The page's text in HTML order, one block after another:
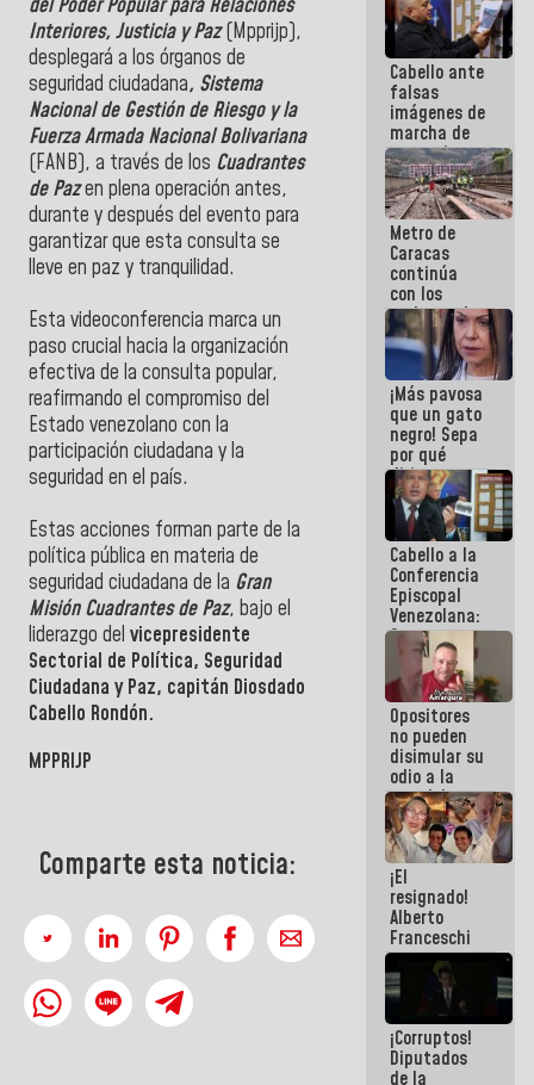
del Poder Popular para Relaciones
Interiores, Justicia y Paz(Mpprijp),
desplegará a los órganos de
seguridad ciudadana, Sistema
Nacional de Gestión de Riesgo y la
Fuerza Armada Nacional Bolivariana
(FANB), a través de los Cuadrantes
de Pazen plena operación antes,
durante y después del evento para
garantizar que esta consulta se
lleve en paz y tranquilidad.
Esta videoconferencia marca un
paso crucial hacia la organización
efectiva de la consulta popular,
reafirmando el compromiso del
Estado venezolano con la
participación ciudadana y la
seguridad en el país.
Estas acciones forman parte de la
política pública en materia de
seguridad ciudadana de la Gran
Misión Cuadrantes de Paz, bajo el
liderazgo del vicepresidente
Sectorial de Política, Seguridad
Ciudadana y Paz, capitán Diosdado
Cabello Rondón.
MPPRIJP
Comparte esta noticia:
Pueblo
Cabello ante
falsas
imágenes de
marcha de
extremistas:
Son unos
coberos,
viven de la
mentira
Metro de
Caracas
continúa
con los
trabajos de
mantenimiento
e inspección
en la Línea 2
¡Más pavosa
que un gato
negro! Sepa
por qué
dirigentes
opositores
se
desmarcan
de La Sayo
Cabello a la
Conferencia
Episcopal
Venezolana:
Son unos
inmorales,
ni una
botella de
agua han
llevado
Opositores
no pueden
disimular su
odio a la
paz del
pueblo
¡El
resignado!
Alberto
Franceschi
muestra su
frustración
ante
burguesía
de siempre
¡Corruptos!
Diputados
de la